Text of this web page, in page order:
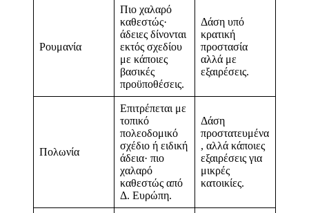
Ρουμανία
Πιο χαλαρό
καθεστώς·
άδειες δίνονται
εκτός σχεδίου
με κάποιες
βασικές
προϋποθέσεις.
Δάση υπό
κρατική
προστασία
αλλά με
εξαιρέσεις.
Πολωνία
Επιτρέπεται με
τοπικό
πολεοδομικό
σχέδιο ή ειδική
άδεια· πιο
χαλαρό
καθεστώς από
Δ. Ευρώπη.
Δάση
προστατευμένα
, αλλά κάποιες
εξαιρέσεις για
μικρές
κατοικίες.